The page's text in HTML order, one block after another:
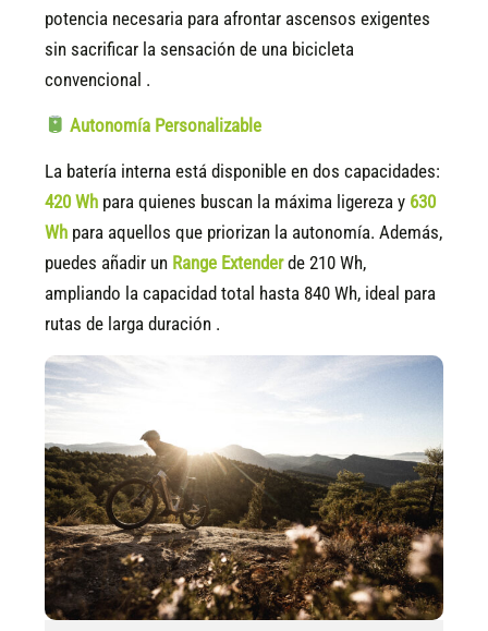
potencia necesaria para afrontar ascensos exigentes
sin sacrificar la sensación de una bicicleta
convencional .
Autonomía Personalizable
La batería interna está disponible en dos capacidades:
420 Wh para quienes buscan la máxima ligereza y 630
Wh para aquellos que priorizan la autonomía. Además,
puedes añadir un Range Extenderde 210 Wh,
ampliando la capacidad total hasta 840 Wh, ideal para
rutas de larga duración .